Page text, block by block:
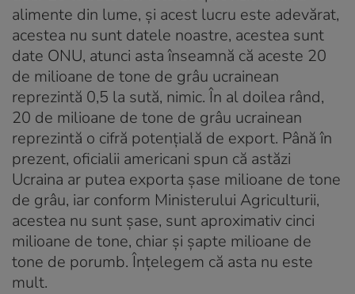
alimente din lume, și acest lucru este adevărat,
acestea nu sunt datele noastre, acestea sunt
date ONU, atunci asta înseamnă că aceste 20
de milioane de tone de grâu ucrainean
reprezintă 0,5 la sută, nimic. În al doilea rând,
20 de milioane de tone de grâu ucrainean
reprezintă o cifră potențială de export. Până în
prezent, oficialii americani spun că astăzi
Ucraina ar putea exporta șase milioane de tone
de grâu, iar conform Ministerului Agriculturii,
acestea nu sunt șase, sunt aproximativ cinci
milioane de tone, chiar și șapte milioane de
tone de porumb. Înțelegem că asta nu este
mult.